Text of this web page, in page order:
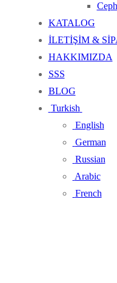
KATALOG
İLETİŞİM &
HAKKIMIZDA
SSS
BLOG
Turkish
English
German
Russian
Arabic
French